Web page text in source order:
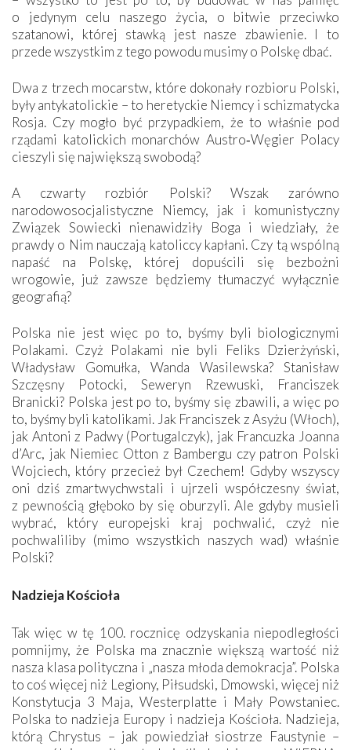
o jedynym celu naszego życia, o bitwie przeciwko
szatanowi, której stawką jest nasze zbawienie. I to
przede wszystkim z tego powodu musimy o Polskę dbać.
Dwa z trzech mocarstw, które dokonały rozbioru Polski,
były antykatolickie – to heretyckie Niemcy i schizmatycka
Rosja. Czy mogło być przypadkiem, że to właśnie pod
rządami katolickich monarchów Austro‑Węgier Polacy
cieszyli się największą swobodą?
A czwarty rozbiór Polski? Wszak zarówno
narodowosocjalistyczne Niemcy, jak i komunistyczny
Związek Sowiecki nienawidziły Boga i wiedziały, że
prawdy o Nim nauczają katoliccy kapłani. Czy tą wspólną
napaść na Polskę, której dopuścili się bezbożni
wrogowie, już zawsze będziemy tłumaczyć wyłącznie
geografią?
Polska nie jest więc po to, byśmy byli biologicznymi
Polakami. Czyż Polakami nie byli Feliks Dzierżyński,
Władysław Gomułka, Wanda Wasilewska? Stanisław
Szczęsny Potocki, Seweryn Rzewuski, Franciszek
Branicki? Polska jest po to, byśmy się zbawili, a więc po
to, byśmy byli katolikami. Jak Franciszek z Asyżu (Włoch),
jak Antoni z Padwy (Portugalczyk), jak Francuzka Joanna
d’Arc, jak Niemiec Otton z Bambergu czy patron Polski
Wojciech, który ­przecież był Czechem! Gdyby wszyscy
oni dziś zmartwychwstali i ujrzeli współczesny świat,
z pewnością głęboko by się oburzyli. Ale gdyby musieli
wybrać, który europejski kraj pochwalić, czyż nie
pochwaliliby (mimo wszystkich naszych wad) właśnie
Polski?
Nadzieja Kościoła
Tak więc w tę 100. rocznicę odzyskania niepodległości
pomnijmy, że Polska ma znacznie większą wartość niż
nasza klasa polityczna i „nasza młoda demokracja”. Polska
to coś więcej niż Legiony, Piłsudski, Dmowski, więcej niż
Konstytucja 3 Maja, Westerplatte i Mały Powstaniec.
Polska to nadzieja Europy i nadzieja Kościoła. Nadzieja,
którą Chrystus – jak powiedział siostrze Faustynie –